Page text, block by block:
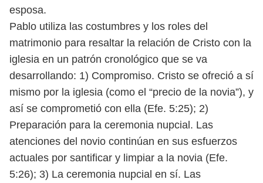
esposa.
Pablo utiliza las costumbres y los roles del
matrimonio para resaltar la relación de Cristo con la
iglesia en un patrón cronológico que se va
desarro llando: 1) Compromiso. Cristo se ofreció a sí
mismo por la iglesia (como el “precio de la novia”), y
así se comprometió con ella (Efe. 5:25); 2)
Preparación para la ceremonia nupcial. Las
atenciones del novio continúan en sus esfuerzos
actuales por santificar y limpiar a la novia (Efe.
5:26); 3) La ceremonia nupcial en sí. Las